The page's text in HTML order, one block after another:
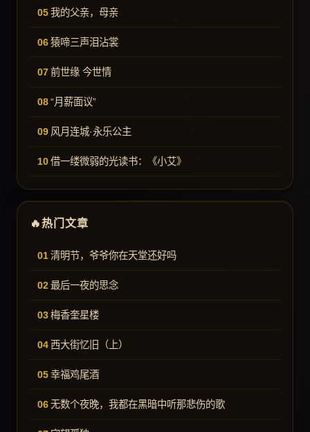
我的父亲，母亲
猿啼三声泪沾裳
前世缘 今世情
“月薪面议”
风月连城·永乐公主
借一缕微弱的光读书：《小艾》
热门文章
清明节，爷爷你在天堂还好吗
最后一夜的思念
梅香奎星楼
西大街忆旧（上）
幸福鸡尾酒
无数个夜晚，我都在黑暗中听那悲伤的歌